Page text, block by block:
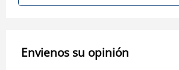
Envienos su opinión